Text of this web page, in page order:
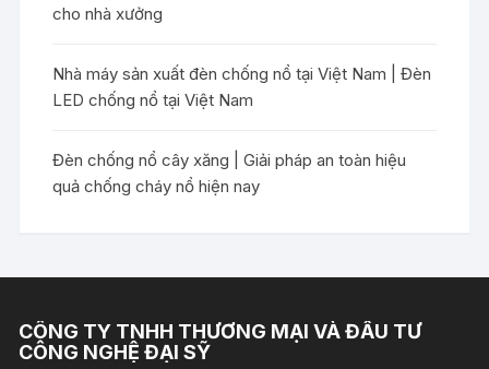
cho nhà xưởng
Nhà máy sản xuất đèn chống nổ tại Việt Nam | Đèn
LED chống nổ tại Việt Nam
Đèn chống nổ cây xăng | Giải pháp an toàn hiệu
quả chống cháy nổ hiện nay
CÔNG TY TNHH THƯƠNG MẠI VÀ ĐẦU TƯ
CÔNG NGHỆ ĐẠI SỸ